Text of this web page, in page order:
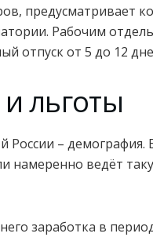
предусматривает
Рабочим
отпуск от 5 до 12
льготы
России – демография.
намеренно ведёт
заработка в